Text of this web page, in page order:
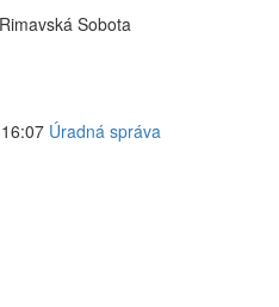
Sobota
Úradná správa